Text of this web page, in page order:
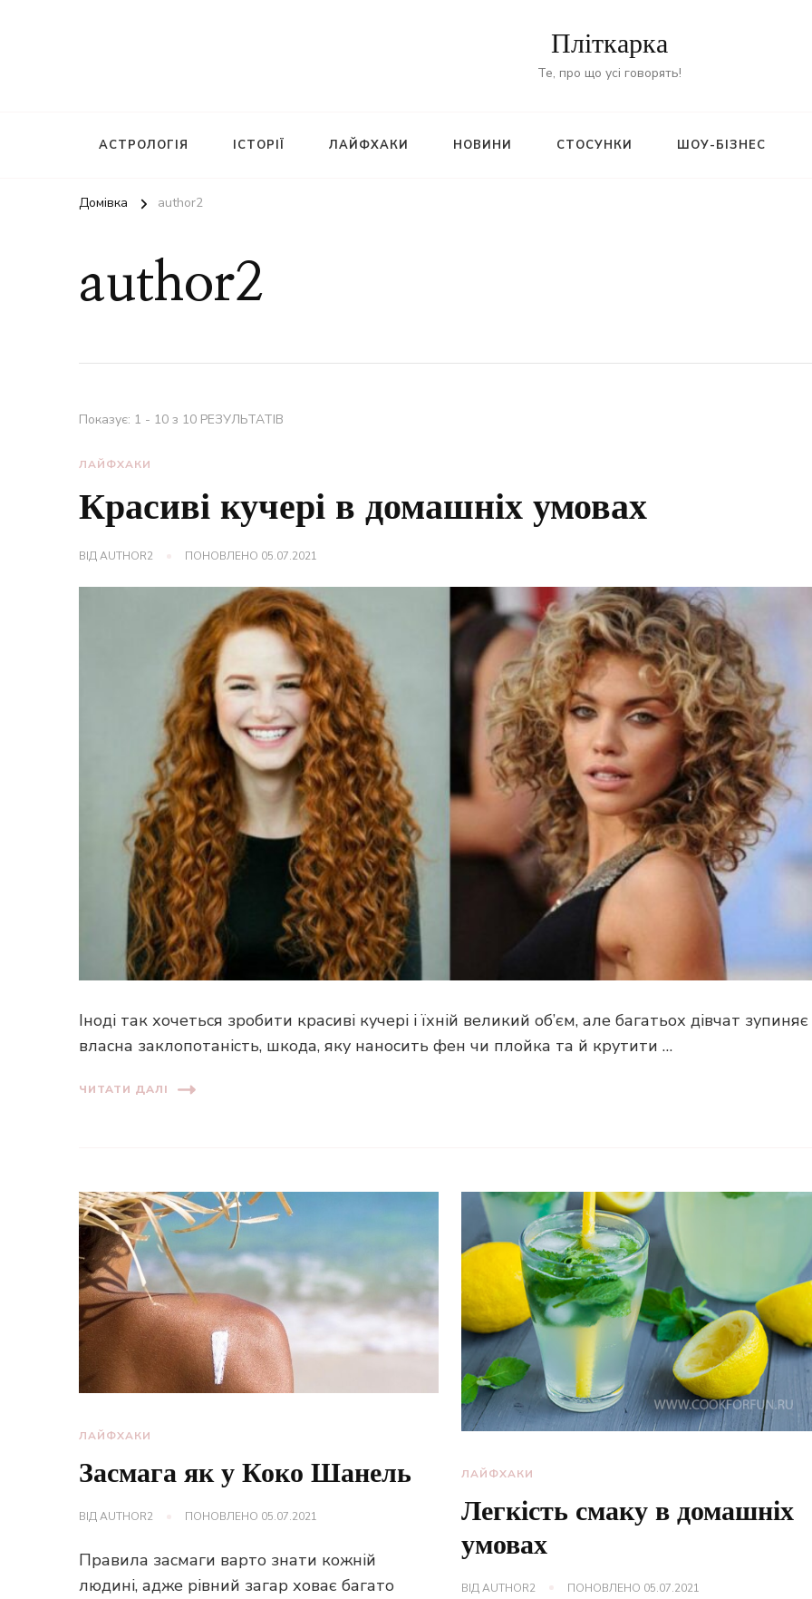
Пліткарка
Те, про що усі говорять!
АСТРОЛОГІЯ ІСТОРІЇ ЛАЙФХАКИ НОВИНИ СТОСУНКИ ШОУ-БІЗНЕС
Домівка author2
author2
Показує: 1 - 10 з 10 РЕЗУЛЬТАТІВ
ЛАЙФХАКИ
Красиві кучері в домашніх умовах
ВІДAUTHOR2 ПОНОВЛЕНО 05.07.2021
Іноді так хочеться зробити красиві кучері і їхній великий об’єм, але багатьох дівчат зупиняє
власна заклопотаність, шкода, яку наносить фен чи плойка та й крутити …
ЧИТАТИ ДАЛІ
ЛАЙФХАКИ
Засмага як у Коко Шанель
ВІДAUTHOR2 ПОНОВЛЕНО 05.07.2021
Правила засмаги варто знати кожній
людині, адже рівний загар ховає багато
ЛАЙФХАКИ
Легкість смаку в домашніх
умовах
ВІДAUTHOR2 ПОНОВЛЕНО 05.07.2021